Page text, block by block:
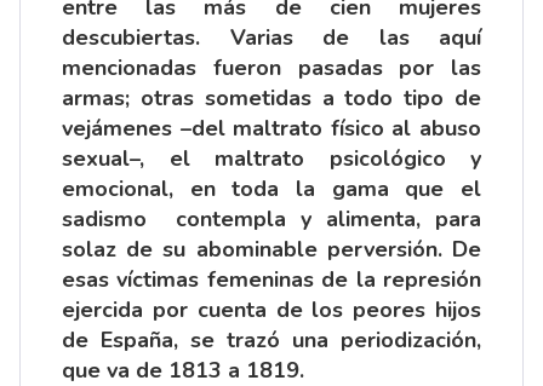
entre las más de cien mujeres
descubiertas. Varias de las aquí
mencionadas fueron pasadas por las
armas; otras sometidas a todo tipo de
vejámenes –del maltrato físico al abuso
sexual–, el maltrato psicológico y
emocional, en toda la gama que el
sadismo contempla y alimenta, para
solaz de su abominable perversión. De
esas víctimas femeninas de la represión
ejercida por cuenta de los peores hijos
de España, se trazó una periodización,
que va de 1813 a 1819.